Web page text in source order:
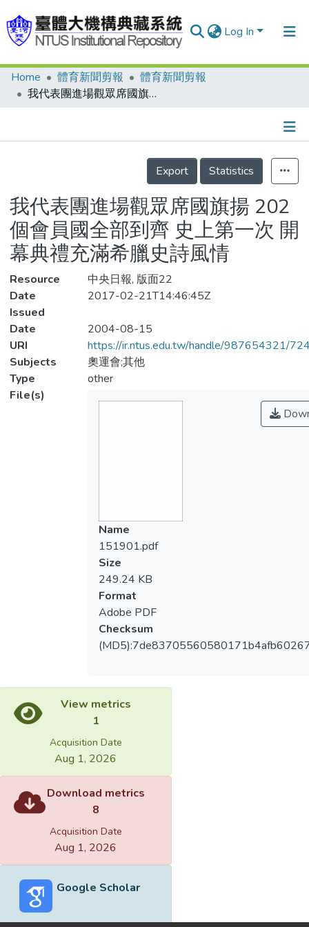
Log In
Communities & Collections
Statistics
Home 體育新聞剪報
體育新聞剪報
我代表團進場觀眾席國旗揚 202個會員國全部到齊 史上第一次 開幕典禮充滿希臘史詩風情
Details
Export
Statistics
我代表團進場觀眾席國旗揚 202
個會員國全部到齊 史上第一次 開
幕典禮充滿希臘史詩風情
Resource
中央日報, 版面22
Date
Issued
2017-02-21T14:46:45Z
Date
2004-08-15
URI
https://ir.ntus.edu.tw/handle/987654321/
Subjects
奧運會;其他
Type
other
File(s)
Name
151901.pdf
Size
249.24 KB
Format
Adobe PDF
Checksum
View metrics
1
Acquisition Date
Aug 1, 2026
Download metrics
8
Acquisition Date
Aug 1, 2026
Google Scholar